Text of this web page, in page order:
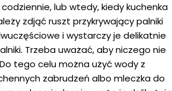
lub wtedy, kiedy kuchenka
zdjąć ruszt przykrywający palniki
i wystarczy je delikatnie
Trzeba uważać, aby niczego nie
tego celu można użyć wody z
zabrudzeń albo mleczka do